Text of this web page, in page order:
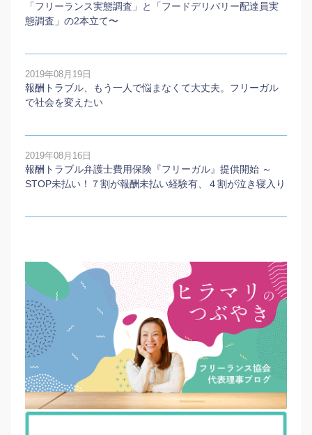
「フリーランス実態調査」と「フードデリバリー配達員実
態調査」の2本⽴て〜
2019年08月19日
報酬トラブル、もう一人で悩まなくて大丈夫。フリーガル
で社会を変えたい
2019年08月16日
報酬トラブル弁護士費用保険『フリーガル』提供開始 ～
STOP未払い！７割が報酬未払い経験有、４割が泣き寝入り